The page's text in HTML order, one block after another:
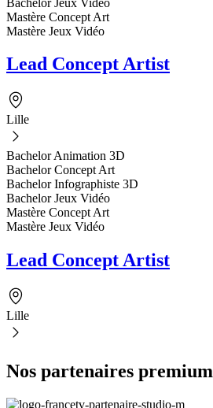
Mastère Concept Art
Mastère Jeux Vidéo
Lead Concept Artist
Lille
Bachelor Animation 3D
Bachelor Concept Art
Bachelor Infographiste 3D
Bachelor Jeux Vidéo
Mastère Concept Art
Mastère Jeux Vidéo
Lead Concept Artist
Lille
Nos partenaires premium